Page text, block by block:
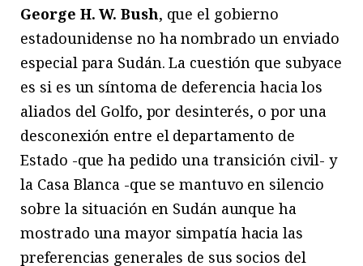
George H. W. Bush, que el gobierno
estadounidense no ha nombrado un enviado
especial para Sudán. La cuestión que subyace
es si es un síntoma de deferencia hacia los
aliados del Golfo, por desinterés, o por una
desconexión entre el departamento de
Estado -que ha pedido una transición civil- y
la Casa Blanca -que se mantuvo en silencio
sobre la situación en Sudán aunque ha
mostrado una mayor simpatía hacia las
preferencias generales de sus socios del